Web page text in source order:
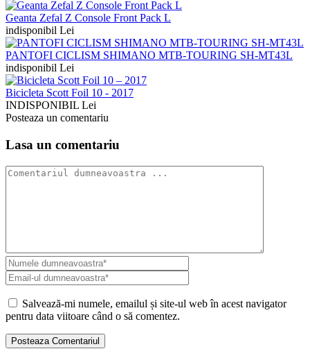
Geanta Zefal Z Console Front Pack L
indisponibil Lei
PANTOFI CICLISM SHIMANO MTB-TOURING SH-MT43L
indisponibil Lei
Bicicleta Scott Foil 10 - 2017
INDISPONIBIL Lei
Posteaza un comentariu
Lasa un comentariu
Salvează-mi numele, emailul și site-ul web în acest navigator
pentru data viitoare când o să comentez.